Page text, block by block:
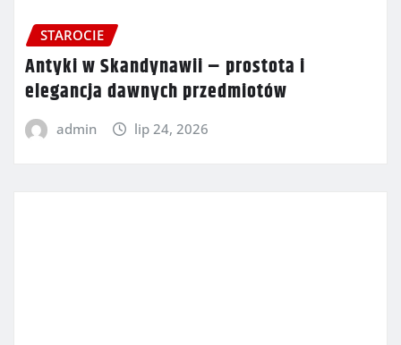
STAROCIE
Antyki w Skandynawii – prostota i
elegancja dawnych przedmiotów
admin lip 24, 2026